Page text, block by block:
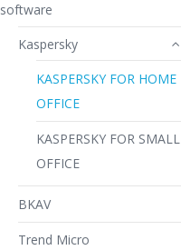
software
Kaspersky
KASPERSKY FOR HOME
OFFICE
KASPERSKY FOR SMALL
OFFICE
BKAV
Trend Micro